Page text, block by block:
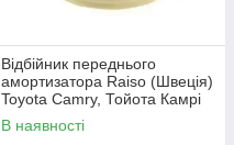
Відбійник переднього
амортизатора Raiso (Швеція)
Toyota Camry, Тойота Камрі
#RK48380 UAIUIOU4
В наявності